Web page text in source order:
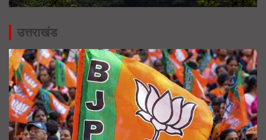
उत्तराखंड